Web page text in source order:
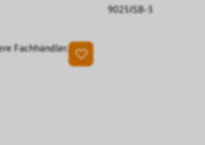
9025ISB-3
Fachhändler.